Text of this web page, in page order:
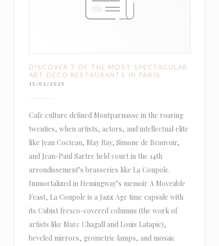
DISCOVER 7 OF THE MOST SPECTACULAR
ART DECO RESTAURANTS IN PARIS
15/01/2025
Cafe culture defined Montparnasse in the roaring
twenties, when artists, actors, and intellectual elite
like Jean Cocteau, May Ray, Simone de Beauvoir,
and Jean-Paul Sartre held court in the 14th
arrondissement’s brasseries like La Coupole.
Immortalized in Hemingway’s memoir A Moveable
Feast, La Coupole is a Jazz Age time capsule with
its Cubist fresco-covered columns (the work of
artists like Marc Chagall and Louis Latapie),
beveled mirrors, geometric lamps, and mosaic